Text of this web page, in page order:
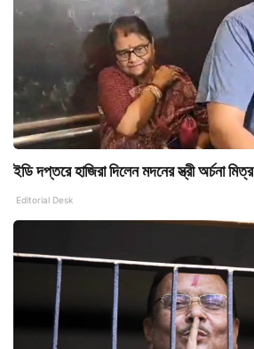
ইডি দপ্তরে হাজিরা দিলেন মদনের স্ত্রী অর্চনা মিত্র
Editorial Desk